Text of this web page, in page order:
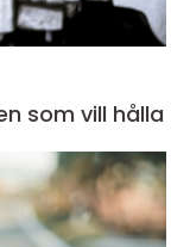
som vill hålla